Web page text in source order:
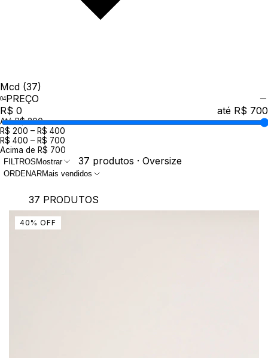
Mcd (37)
PREÇO
R$ 0
até R$ 700
Até R$ 200
R$ 200 – R$ 400
R$ 400 – R$ 700
Acima de R$ 700
FILTROS Mostrar 37 produtos · Oversize
ORDENARMais vendidos
37 PRODUTOS
40 % OFF